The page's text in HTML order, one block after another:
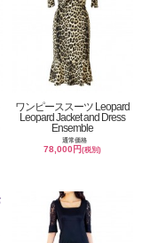
ワンピーススーツ Leopard
Leopard Jacket and Dress
Ensemble
通常価格
78,000円(税別)